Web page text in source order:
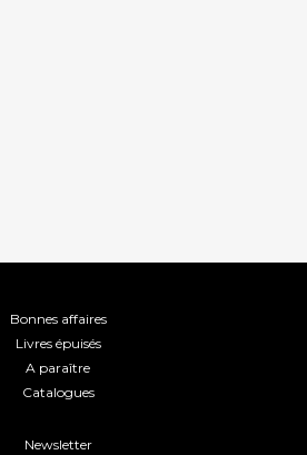
Bonnes affaires
Livres épuisés
A paraître
Catalogues
Newsletter